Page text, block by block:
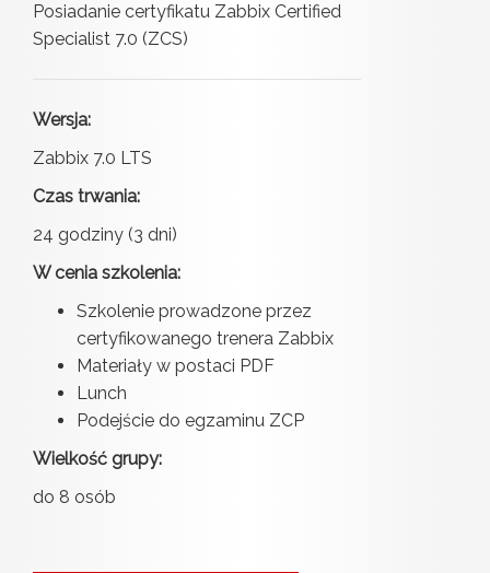
Posiadanie certyfikatu Zabbix Certified
Specialist 7.0 (ZCS)
Wersja:
Zabbix 7.0 LTS
Czas trwania:
24 godziny (3 dni)
W cenia szkolenia:
Szkolenie prowadzone przez
certyfikowanego trenera Zabbix
Materiały w postaci PDF
Lunch
Podejście do egzaminu ZCP
Wielkość grupy:
do 8 osób